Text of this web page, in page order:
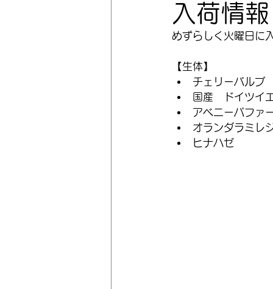
入荷情報
めずらしく火曜日に
【生体】
チェリーバルブ
国産　ドイツイ
アベニーパファ
オランダラミレ
ヒナハゼ